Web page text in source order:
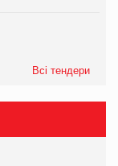
Всі тендери